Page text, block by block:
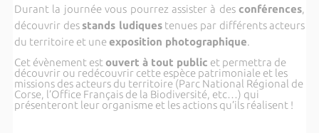
Durant la journée vous pourrez assister à desconférences,
découvrir des stands ludiquestenues par différents acteurs
du territoire et uneexposition photographique.
Cet évènement est ouvert à tout public et permettra de
découvrir ou redécouvrir cette espèce patrimoniale et les
missions des acteurs du territoire (Parc National Régional de
Corse, l’Office Français de la Biodiversité, etc…) qui
présenteront leur organisme et les actions qu’ils réalisent !